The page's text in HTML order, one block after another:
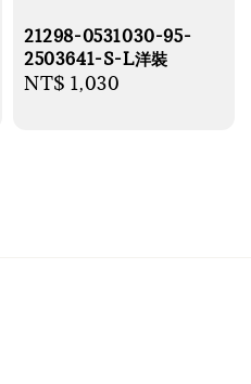
21298-0531030-95-
2503641-S-L洋裝
Regular
NT$ 1,030